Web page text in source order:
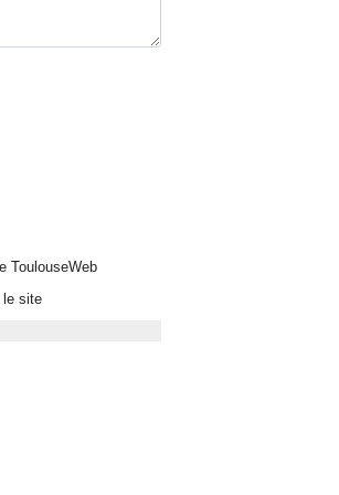
ToulouseWeb
le site